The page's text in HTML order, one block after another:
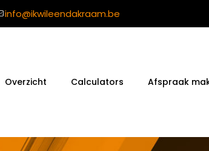
info@ikwileendakraam.be
Overzicht Calculators Afspraak